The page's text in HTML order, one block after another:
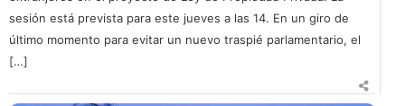
sesión está prevista para este jueves a las 14. En un giro de
último momento para evitar un nuevo traspié parlamentario, el
[…]